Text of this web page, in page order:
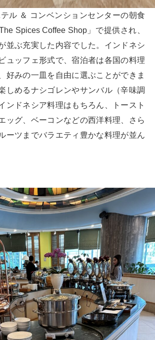
ル ＆ コンベンションセンターの朝食
Spices Coffee Shop」で提供され、
並ぶ充実した内容でした。インドネシ
ュッフェ形式で、宿泊者は各国の料理
好みの一皿を自由に選ぶことができま
しめるナシゴレンやサンバル（辛味調
ンドネシア料理はもちろん、トースト
ッグ、ベーコンなどの西洋料理、さら
ーツまでバラエティ豊かな料理が並ん